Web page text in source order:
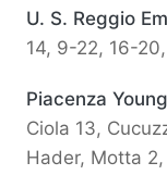
U. S. Reggio
14, 9-22, 16-
Piacenza
Ciola 13,
Hader, Motta